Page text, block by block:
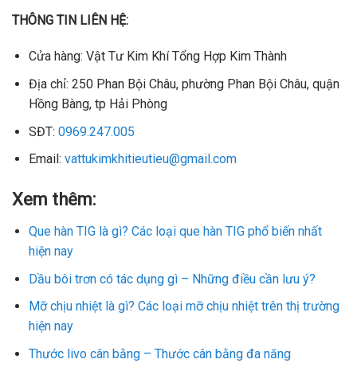
THÔNG TIN LIÊN HỆ:
Cửa hàng: Vật Tư Kim Khí Tổng Hợp Kim Thành
Địa chỉ: 250 Phan Bội Châu, phường Phan Bội Châu, quận
Hồng Bàng, tp Hải Phòng
SĐT: 0969.247.005
Email: vattukimkhitieutieu@gmail.com
Xem thêm:
Que hàn TIG là gì? Các loại que hàn TIG phổ biến nhất
hiện nay
Dầu bôi trơn có tác dụng gì – Những điều cần lưu ý?
Mỡ chịu nhiệt là gì? Các loại mỡ chịu nhiệt trên thị trường
hiện nay
Thước livo cân bằng – Thước cân bằng đa năng